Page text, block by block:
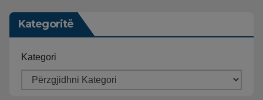
Kategoritë
Kategori